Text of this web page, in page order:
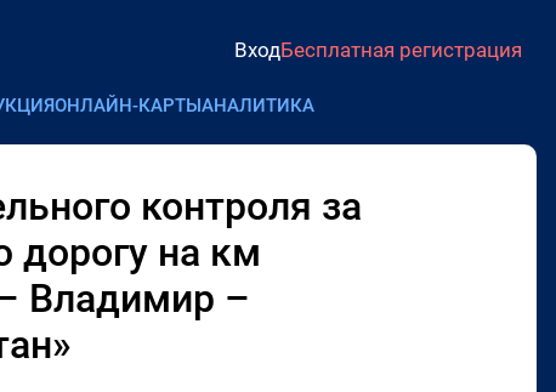
ВходБесплатная регистрация
ОНЛАЙН-КАРТЫАНАЛИТИКА
контроля за
дорогу на км
Владимир –